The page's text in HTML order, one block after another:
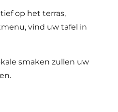
op het terras,
vind uw tafel in
smaken zullen uw